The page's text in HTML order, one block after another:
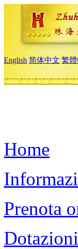
English 简体中文 繁
Home
Prenota
Dotazioni